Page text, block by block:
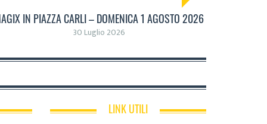
IN PIAZZA CARLI – DOMENICA 1 AGOSTO 2026
30 Luglio 2026
LINK UTILI